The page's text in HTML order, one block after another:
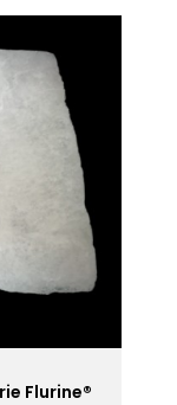
Flurine®